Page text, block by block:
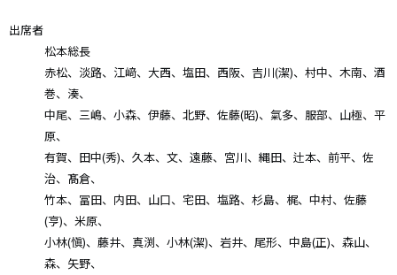
出席者
松本総長
赤松、淡路、江﨑、大西、塩田、西阪、吉川(潔)、村中、木南、酒
巻、湊、
中尾、三嶋、小森、伊藤、北野、佐藤(昭)、氣多、服部、山極、平
原、
有賀、田中(秀)、久本、文、遠藤、宮川、縄田、辻本、前平、佐
治、髙倉、
竹本、冨田、内田、山口、宅田、塩路、杉島、梶、中村、佐藤
(亨)、米原、
小林(愼)、藤井、真渕、小林(潔)、岩井、尾形、中島(正)、森山、
森、矢野、